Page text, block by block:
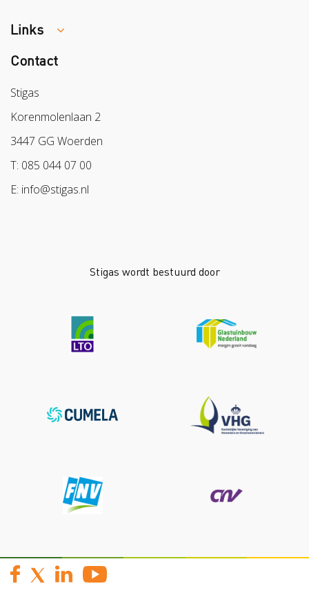
Links
Colland
Sazas
BPL
Arbeidsmarkt
Contact
Stigas
Korenmolenlaan 2
3447 GG Woerden
T: 085 044 07 00
E: info@stigas.nl
Stigas wordt bestuurd door